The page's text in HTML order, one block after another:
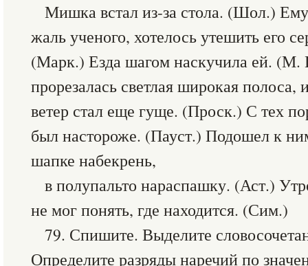
Мишка встал из-за стола. (Шол.)
жаль ученого, хотелось утешить его
(Марк.) Езда шагом наскучила ей. (М.
прорезалась светлая широкая полоса,
ветер стал еще гуще. (Проск.) С тех
был настороже. (Пауст.) Подошел к
шапке набекрень,
в полупальто нараспашку. (Аст.)
не мог понять, где находится. (Сим.)
79. Спишите. Выделите
Определите разряды наречий по